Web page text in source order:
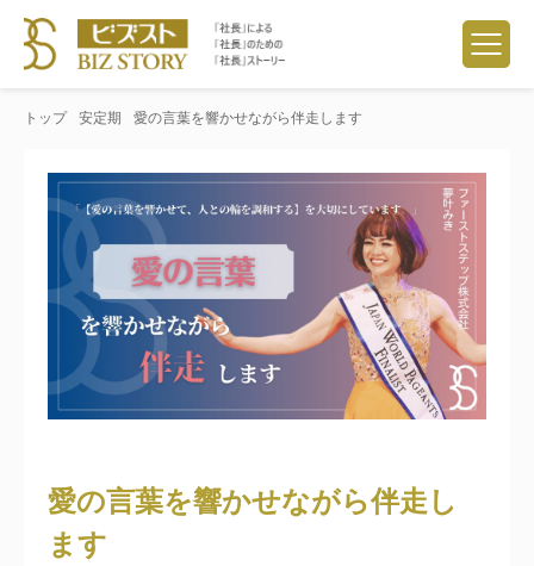
トップ 安定期 愛の言葉を響かせながら伴走します
愛の言葉を響かせながら伴走し
ます